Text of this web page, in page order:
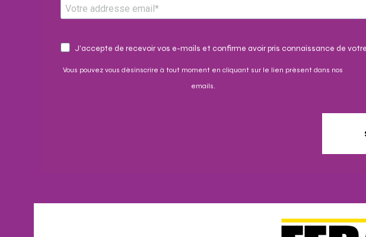
J'accepte de recevoir vos e-mails et confirme avoir pris connaissance de
Vous pouvez vous désinscrire à tout moment en cliquant sur le lien présent dans nos
emails.